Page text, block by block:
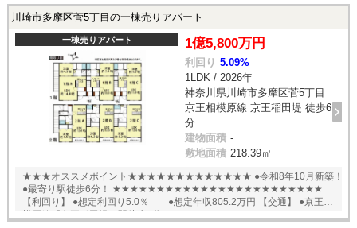
川崎市多摩区菅5丁目の一棟売りアパート
一棟売りアパート 1億5,800万円
利回り 5.09%
1LDK / 2026年
神奈川県川崎市多摩区菅5丁目
京王相模原線 京王稲田堤 徒歩6
分
建物面積 -
敷地面積 218.39㎡
★★★オススメポイント★★★★★★★★★★★★★ ●令和8年10月新築！
●最寄り駅徒歩6分！ ★★★★★★★★★★★★★★★★★★★★★★★★
【利回り】 ●想定利回り5.0％ ●想定年収805.2万円 【交通】 ●京王相
模原線「京王稲田堤」駅徒歩6分 English available